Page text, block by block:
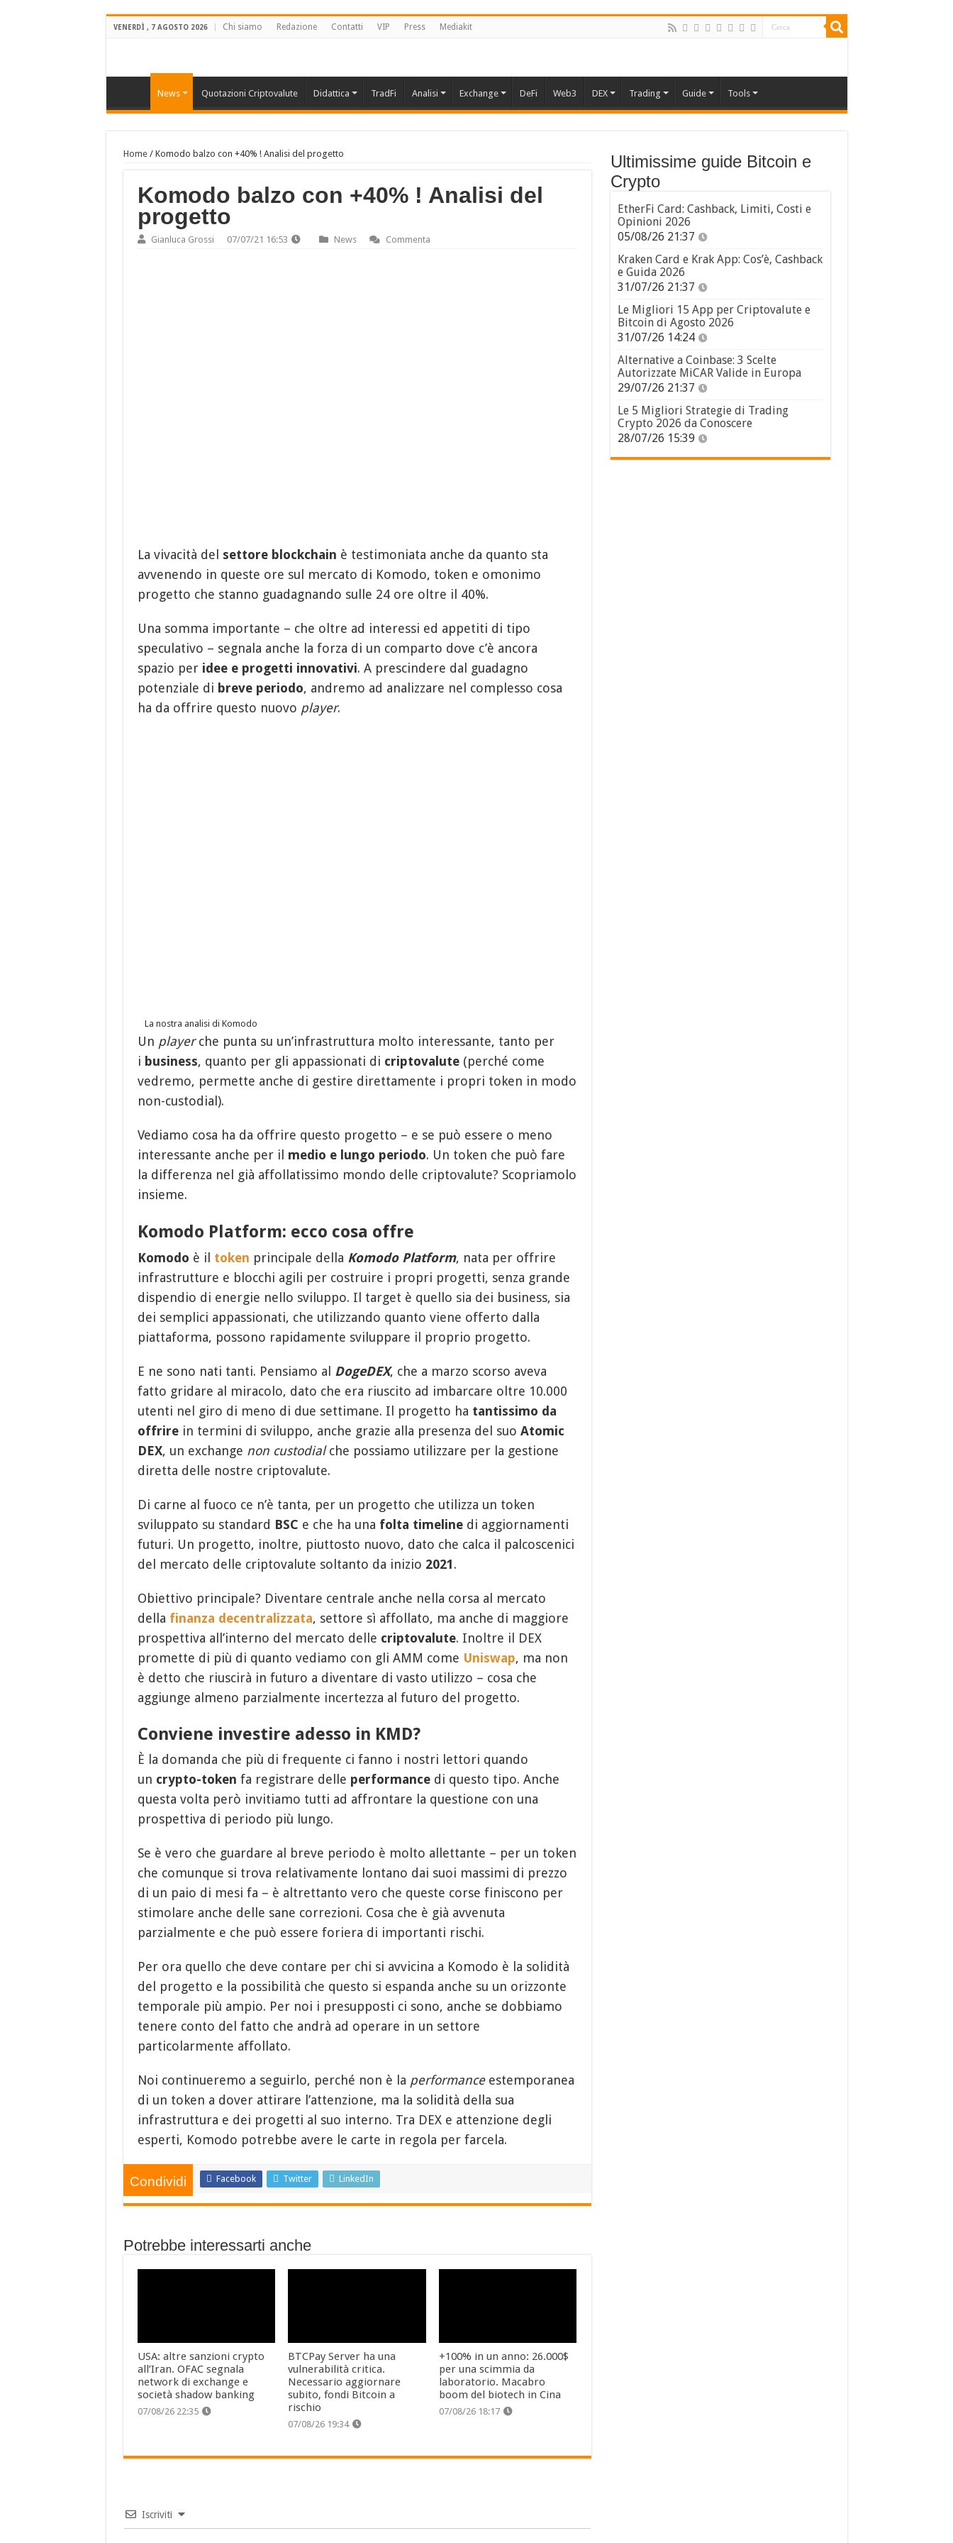
VENERDÌ , 7 AGOSTO 2026 Chi siamo Redazione Contatti VIP Press Mediakit
News Quotazioni Criptovalute Didattica TradFi Analisi Exchange DeFi Web3 DEX Trading Guide Tools
Home/ Komodo balzo con +40% ! Analisi del progetto
Komodo balzo con +40% ! Analisi del
progetto
Gianluca Grossi 07/07/21 16:53 News Commenta
La vivacità del settore blockchain è testimoniata anche da quanto sta
avvenendo in queste ore sul mercato di Komodo, token e omonimo
progetto che stanno guadagnando sulle 24 ore oltre il 40%.
Una somma importante – che oltre ad interessi ed appetiti di tipo
speculativo – segnala anche la forza di un comparto dove c’è ancora
spazio per idee e progetti innovativi. A prescindere dal guadagno
potenziale di breve periodo, andremo ad analizzare nel complesso cosa
ha da offrire questo nuovo player.
La nostra analisi di Komodo
Un playerche punta su un’infrastruttura molto interessante, tanto per
i business, quanto per gli appassionati di criptovalute(perché come
vedremo, permette anche di gestire direttamente i propri token in modo
non-custodial).
Vediamo cosa ha da offrire questo progetto – e se può essere o meno
interessante anche per il medio e lungo periodo. Un token che può fare
la differenza nel già affollatissimo mondo delle criptovalute? Scopriamolo
insieme.
Komodo Platform: ecco cosa offre
Komodo è il token principale della Komodo Platform, nata per offrire
infrastrutture e blocchi agili per costruire i propri progetti, senza grande
dispendio di energie nello sviluppo. Il target è quello sia dei business, sia
dei semplici appassionati, che utilizzando quanto viene offerto dalla
piattaforma, possono rapidamente sviluppare il proprio progetto.
E ne sono nati tanti. Pensiamo al DogeDEX, che a marzo scorso aveva
fatto gridare al miracolo, dato che era riuscito ad imbarcare oltre 10.000
utenti nel giro di meno di due settimane. Il progetto ha tantissimo da
offrirein termini di sviluppo, anche grazie alla presenza del suo Atomic
DEX, un exchange non custodialche possiamo utilizzare per la gestione
diretta delle nostre criptovalute.
Di carne al fuoco ce n’è tanta, per un progetto che utilizza un token
sviluppato su standard BSC e che ha una folta timelinedi aggiornamenti
futuri. Un progetto, inoltre, piuttosto nuovo, dato che calca il palcoscenici
del mercato delle criptovalute soltanto da inizio 2021.
Obiettivo principale? Diventare centrale anche nella corsa al mercato
della finanza decentralizzata, settore sì affollato, ma anche di maggiore
prospettiva all’interno del mercato delle criptovalute. Inoltre il DEX
promette di più di quanto vediamo con gli AMM come Uniswap, ma non
è detto che riuscirà in futuro a diventare di vasto utilizzo – cosa che
aggiunge almeno parzialmente incertezza al futuro del progetto.
Conviene investire adesso in KMD?
È la domanda che più di frequente ci fanno i nostri lettori quando
un crypto-token fa registrare delle performancedi questo tipo. Anche
questa volta però invitiamo tutti ad affrontare la questione con una
prospettiva di periodo più lungo.
Se è vero che guardare al breve periodo è molto allettante – per un token
che comunque si trova relativamente lontano dai suoi massimi di prezzo
di un paio di mesi fa – è altrettanto vero che queste corse finiscono per
stimolare anche delle sane correzioni. Cosa che è già avvenuta
parzialmente e che può essere foriera di importanti rischi.
Per ora quello che deve contare per chi si avvicina a Komodo è la solidità
del progetto e la possibilità che questo si espanda anche su un orizzonte
temporale più ampio. Per noi i presupposti ci sono, anche se dobbiamo
tenere conto del fatto che andrà ad operare in un settore
particolarmente affollato.
Noi continueremo a seguirlo, perché non è la performanceestemporanea
di un token a dover attirare l’attenzione, ma la solidità della sua
infrastruttura e dei progetti al suo interno. Tra DEX e attenzione degli
esperti, Komodo potrebbe avere le carte in regola per farcela.
Condividi Facebook Twitter LinkedIn
Potrebbe interessarti anche
USA: altre sanzioni crypto
all’Iran. OFAC segnala
network di exchange e
società shadow banking
07/08/26 22:35
BTCPay Server ha una
vulnerabilità critica.
Necessario aggiornare
subito, fondi Bitcoin a
rischio
07/08/26 19:34
+100% in un anno: 26.000$
per una scimmia da
laboratorio. Macabro
boom del biotech in Cina
07/08/26 18:17
Iscriviti
Ultimissime guide Bitcoin e
Crypto
EtherFi Card: Cashback, Limiti, Costi e
Opinioni 2026
05/08/26 21:37
Kraken Card e Krak App: Cos’è, Cashback
e Guida 2026
31/07/26 21:37
Le Migliori 15 App per Criptovalute e
Bitcoin di Agosto 2026
31/07/26 14:24
Alternative a Coinbase: 3 Scelte
Autorizzate MiCAR Valide in Europa
29/07/26 21:37
Le 5 Migliori Strategie di Trading
Crypto 2026 da Conoscere
28/07/26 15:39